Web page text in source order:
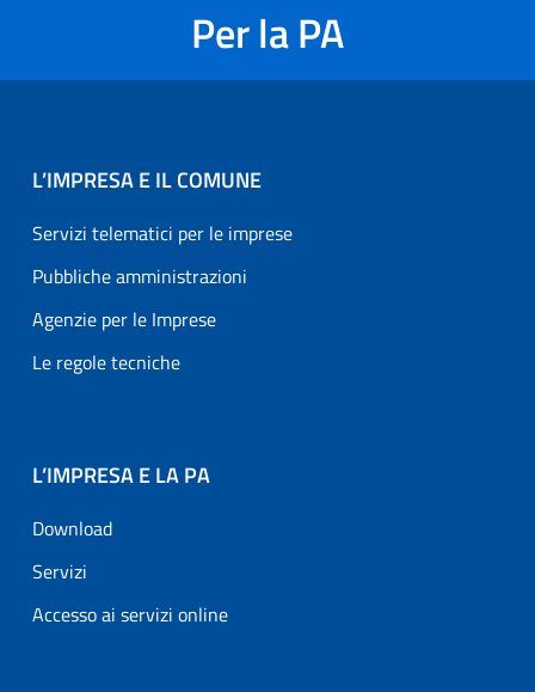
Per la PA
L’IMPRESA E IL COMUNE
Servizi telematici per le imprese
Pubbliche amministrazioni
Agenzie per le Imprese
Le regole tecniche
L’IMPRESA E LA PA
Download
Servizi
Accesso ai servizi online